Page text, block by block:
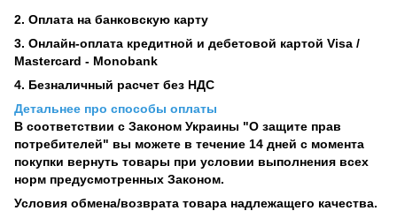
2. Оплата на банковскую карту
3. Онлайн-оплата кредитной и дебетовой картой Visa /
Mastercard - Monobank
4. Безналичный расчет без НДС
Детальнее про способы оплаты
В соответствии с Законом Украины "О защите прав
потребителей" вы можете в течение 14 дней с момента
покупки вернуть товары при условии выполнения всех
норм предусмотренных Законом.
Условия обмена/возврата товара надлежащего качества.